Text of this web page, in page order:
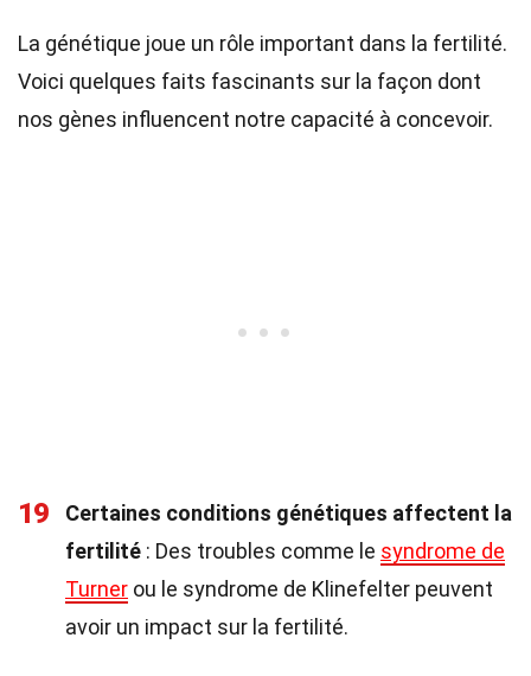
La génétique joue un rôle important dans la fertilité.
Voici quelques faits fascinants sur la façon dont
nos gènes influencent notre capacité à concevoir.
19
Certaines conditions génétiques affectent la
fertilité : Des troubles comme le syndrome de
Turner ou le syndrome de Klinefelter peuvent
avoir un impact sur la fertilité.